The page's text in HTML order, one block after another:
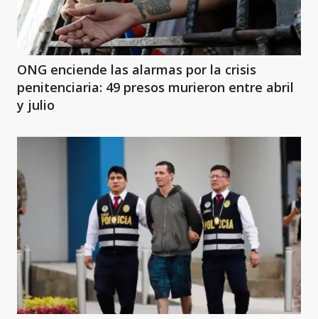
ONG enciende las alarmas por la crisis
penitenciaria: 49 presos murieron entre abril
y julio